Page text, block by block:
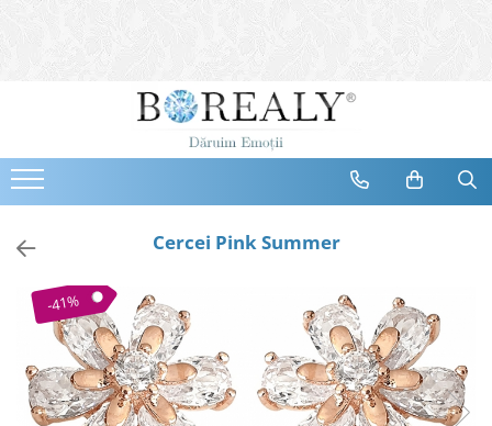
Bijuterii
Cercei
Bratari
Coliere
Brose
Tiare
Destinatari
Bijuterii Femei
Bijuterii Copii
Cercei Pink Summer
-41%